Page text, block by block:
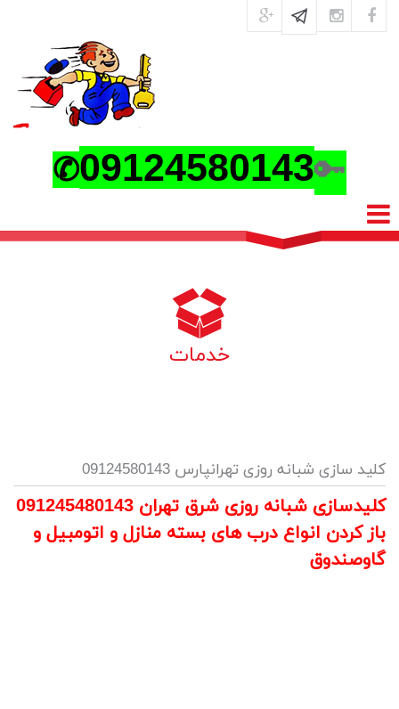
✆09124580143🔑
خدمات
کلید سازی شبانه روزی تهرانپارس 09124580143
کلیدسازی شبانه روزی شرق تهران 091245480143
باز کردن انواع درب های بسته منازل و اتومبیل و
گاوصندوق